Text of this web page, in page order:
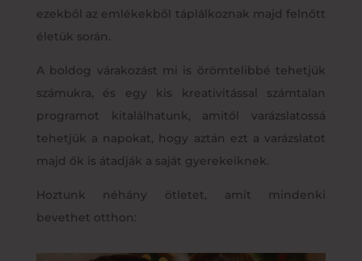
ezekből az emlékekből táplálkoznak majd felnőtt
életük során.
A boldog várakozást mi is örömtelibbé tehetjük
számukra, és egy kis kreativitással számtalan
programot kitalálhatunk, amitől varázslatossá
tehetjük a napokat, hogy aztán ezt a varázslatot
majd ők is átadják a saját gyerekeiknek.
Hoztunk néhány ötletet, amit mindenki
bevethet otthon: